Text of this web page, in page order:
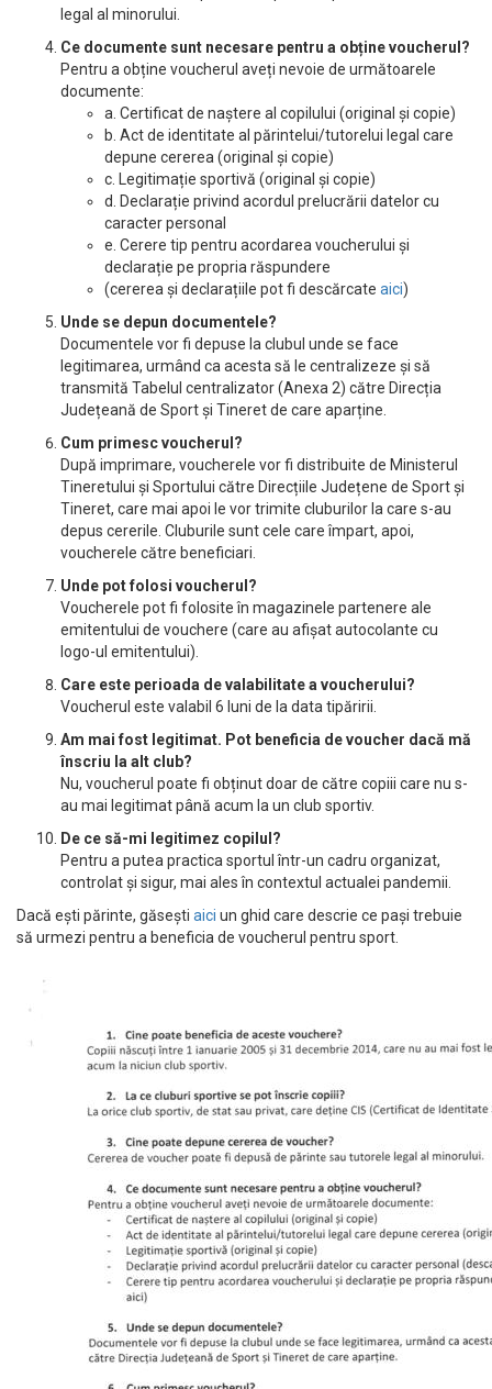
legal al minorului.
Ce documente sunt necesare pentru a obține voucherul?
Pentru a obține voucherul aveți nevoie de următoarele
documente:
a. Certificat de naștere al copilului (original și copie)
b. Act de identitate al părintelui/tutorelui legal care
depune cererea (original și copie)
c. Legitimație sportivă (original și copie)
d. Declarație privind acordul prelucrării datelor cu
caracter personal
e. Cerere tip pentru acordarea voucherului și
declarație pe propria răspundere
(cererea și declarațiile pot fi descărcate aici)
Unde se depun documentele?
Documentele vor fi depuse la clubul unde se face
legitimarea, urmând ca acesta să le centralizeze și să
transmită Tabelul centralizator (Anexa 2) către Direcția
Județeană de Sport și Tineret de care aparține.
Cum primesc voucherul?
După imprimare, voucherele vor fi distribuite de Ministerul
Tineretului și Sportului către Direcțiile Județene de Sport și
Tineret, care mai apoi le vor trimite cluburilor la care s-au
depus cererile. Cluburile sunt cele care împart, apoi,
voucherele către beneficiari.
Unde pot folosi voucherul?
Voucherele pot fi folosite în magazinele partenere ale
emitentului de vouchere (care au afișat autocolante cu
logo-ul emitentului).
Care este perioada de valabilitate a voucherului?
Voucherul este valabil 6 luni de la data tipăririi.
Am mai fost legitimat. Pot beneficia de voucher dacă mă
înscriu la alt club?
Nu, voucherul poate fi obținut doar de către copiii care nu s-
au mai legitimat până acum la un club sportiv.
De ce să-mi legitimez copilul?
Pentru a putea practica sportul într-un cadru organizat,
controlat și sigur, mai ales în contextul actualei pandemii.
Dacă ești părinte, găsești aici un ghid care descrie ce pași trebuie
să urmezi pentru a beneficia de voucherul pentru sport.